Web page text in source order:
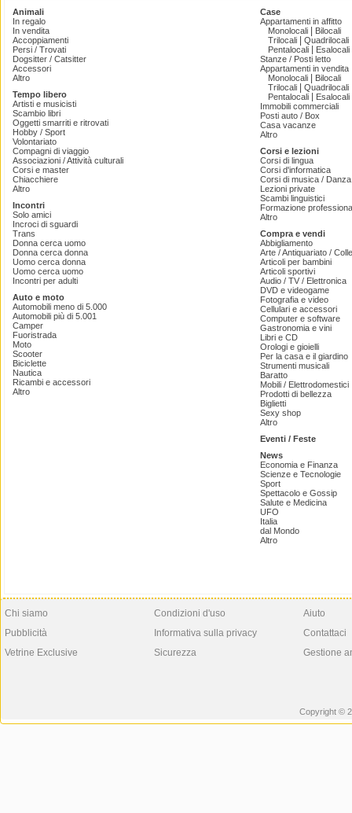
Animali
In regalo
In vendita
Accoppiamenti
Persi / Trovati
Dogsitter / Catsitter
Accessori
Altro
Tempo libero
Artisti e musicisti
Scambio libri
Oggetti smarriti e ritrovati
Hobby / Sport
Volontariato
Compagni di viaggio
Associazioni / Attività culturali
Corsi e master
Chiacchiere
Altro
Incontri
Solo amici
Incroci di sguardi
Trans
Donna cerca uomo
Donna cerca donna
Uomo cerca donna
Uomo cerca uomo
Incontri per adulti
Auto e moto
Automobili meno di 5.000
Automobili più di 5.001
Camper
Fuoristrada
Moto
Scooter
Biciclette
Nautica
Ricambi e accessori
Altro
Case
Appartamenti in affitto
Monolocali
Bilocali
Trilocali
Quadrilocali
Pentalocali
Esalocali
Stanze / Posti letto
Appartamenti in vendita
Monolocali
Bilocali
Trilocali
Quadrilocali
Pentalocali
Esalocali
Immobili commerciali
Posti auto / Box
Casa vacanze
Altro
Corsi e lezioni
Corsi di lingua
Corsi d'informatica
Corsi di musica /
Lezioni private
Scambi linguistici
Formazione
Altro
Compra e vendi
Abbigliamento
Arte / Antiquariato /
Articoli per bambini
Articoli sportivi
Audio / TV / Elettronica
DVD e videogame
Fotografia e video
Cellulari e accessori
Computer e software
Gastronomia e vini
Libri e CD
Orologi e gioielli
Per la casa e il giardino
Strumenti musicali
Baratto
Mobili / Elettrodomestici
Prodotti di bellezza
Biglietti
Sexy shop
Altro
Eventi / Feste
News
Economia e Finanza
Scienze e Tecnologie
Sport
Spettacolo e Gossip
Salute e Medicina
UFO
Italia
dal Mondo
Altro
Chi siamo
Pubblicità
Vetrine Exclusive
Condizioni d'uso
Informativa sulla privacy
Sicurezza
Aiuto
Contattaci
Gestione
Copyright ©